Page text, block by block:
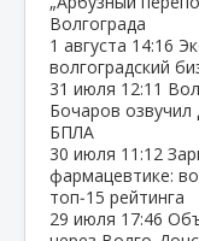
Волгограда
1 августа 14:16
волгоградский
31 июля 12:11
Бочаров озвучил
БПЛА
30 июля 11:12
фармацевтике:
топ‑15 рейтинга
29 июля 17:46